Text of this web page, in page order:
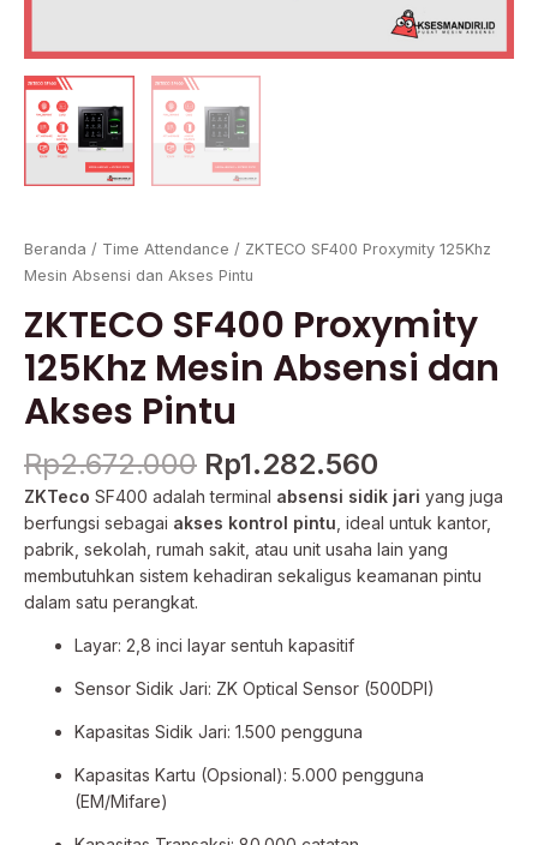
Beranda / Time Attendance / ZKTECO SF400 Proxymity 125Khz
Mesin Absensi dan Akses Pintu
ZKTECO SF400 Proxymity
125Khz Mesin Absensi dan
Akses Pintu
Rp2.672.000 Rp1.282.560
ZKTeco SF400 adalah terminal absensi sidik jari yang juga
berfungsi sebagai akses kontrol pintu , ideal untuk kantor,
pabrik, sekolah, rumah sakit, atau unit usaha lain yang
membutuhkan sistem kehadiran sekaligus keamanan pintu
dalam satu perangkat.
Layar: 2,8 inci layar sentuh kapasitif
Sensor Sidik Jari: ZK Optical Sensor (500DPI)
Kapasitas Sidik Jari: 1.500 pengguna
Kapasitas Kartu (Opsional): 5.000 pengguna
(EM/Mifare)